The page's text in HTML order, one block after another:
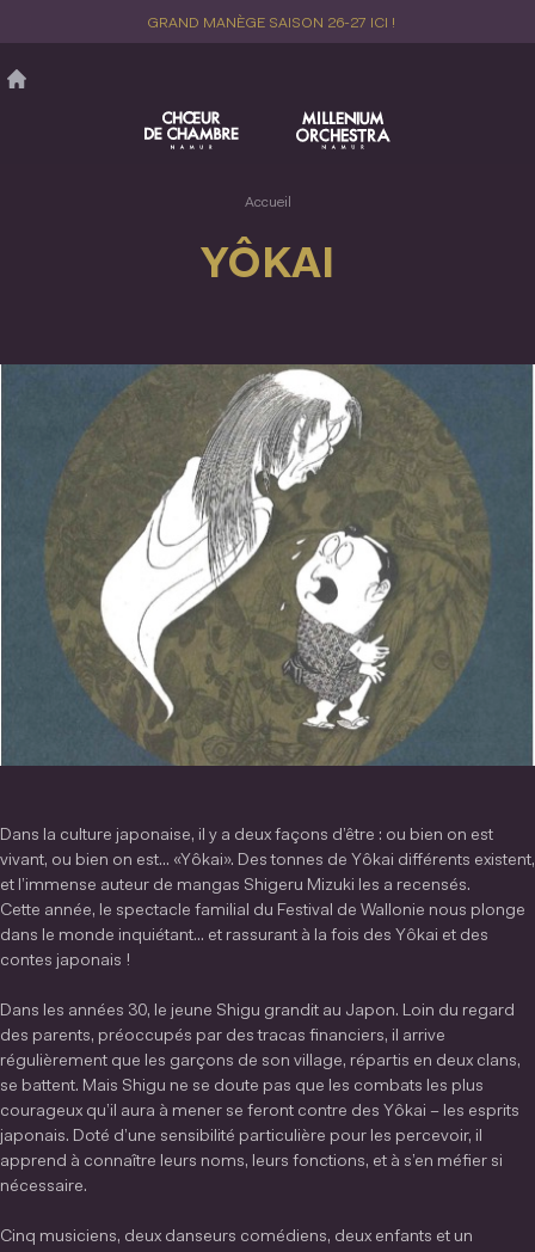
principal
GRAND MANÈGE SAISON 26-27 ICI !
Accueil
YÔKAI
Dans la culture japonaise, il y a deux façons d’être : ou bien on est
vivant, ou bien on est... «Yôkai». Des tonnes de Yôkai différents existent,
et l’immense auteur de mangas Shigeru Mizuki les a recensés.
Cette année, le spectacle familial du Festival de Wallonie nous plonge
dans le monde inquiétant... et rassurant à la fois des Yôkai et des
contes japonais !
Dans les années 30, le jeune Shigu grandit au Japon. Loin du regard
des parents, préoccupés par des tracas financiers, il arrive
régulièrement que les garçons de son village, répartis en deux clans,
se battent. Mais Shigu ne se doute pas que les combats les plus
courageux qu’il aura à mener se feront contre des Yôkai – les esprits
japonais. Doté d’une sensibilité particulière pour les percevoir, il
apprend à connaître leurs noms, leurs fonctions, et à s’en méfier si
nécessaire.
Cinq musiciens, deux danseurs comédiens, deux enfants et un